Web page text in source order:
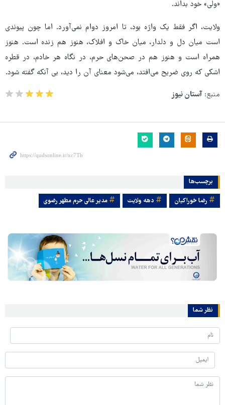
«ولی» خود بداند.
ولایت، اگر فقط یک واژه بود، تا امروز دوام نمی‌آورد. اما چون پیوندی
است میان دل و دلدار، میان خاک و افلاک، هنوز هم زنده است. هنوز
همراه است و هنوز هم در صحن‌های حرم، در نگاه هر خادم، در قطره
اشکی که روی ضریح می‌افتد، می‌شود معنای آن را دید، بی آنکه گفته شود.
منبع: آستان نیوز
برچسب‌ها
رضا خوراکیان دهه ولایت مدیر عالی حرم مطهر رضوی
نظر شما